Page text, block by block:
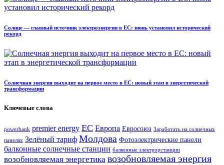
Солнце — главный источник электроэнергии в ЕС: июнь установил исторический
рекорд
Солнечная энергия выходит на первое место в ЕС: новый этап в энергетической
трансформации
Ключевые слова
powerbank premier energy ЕС Европа Евросоюз Заработать на солнечных
панелях Зелёный тариф Молдова Фотоэлектрические панели
балконные солнечные станции балконные электрорстанции
возобновляемая энергетика возобновляемая энергия